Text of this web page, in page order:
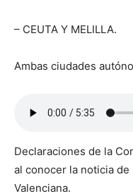
– CEUTA Y MELILLA.
Ambas ciudades
Declaraciones de la
al conocer la noticia de
Valenciana.